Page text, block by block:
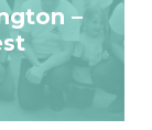
–